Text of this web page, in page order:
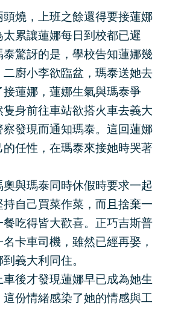
頭燒，上班之餘還得要接蓮娜
累讓蓮娜每日到校都已遲
泰驚訝的是，學校告知蓮娜幾
二廚小李欲臨盆，瑪泰送她去
接蓮娜，蓮娜生氣與瑪泰爭
隻身前往車站欲搭火車去義大
察發現而通知瑪泰。這回蓮娜
的任性，在瑪泰來接她時哭著
。
與瑪泰同時休假時要求一起
持自己買菜作菜，而且捨棄一
餐吃得皆大歡喜。正巧吉斯普
卡車司機，雖然已經再娶，
到義大利同住。
後才發現蓮娜早已成為她生
這份情緒感染了她的情感與工